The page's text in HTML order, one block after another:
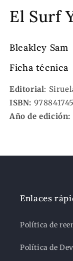
El Surf
Bleakley Sam
Ficha técnica
Editorial:
ISBN:
Año de edición:
Enlaces
Política de
Política de